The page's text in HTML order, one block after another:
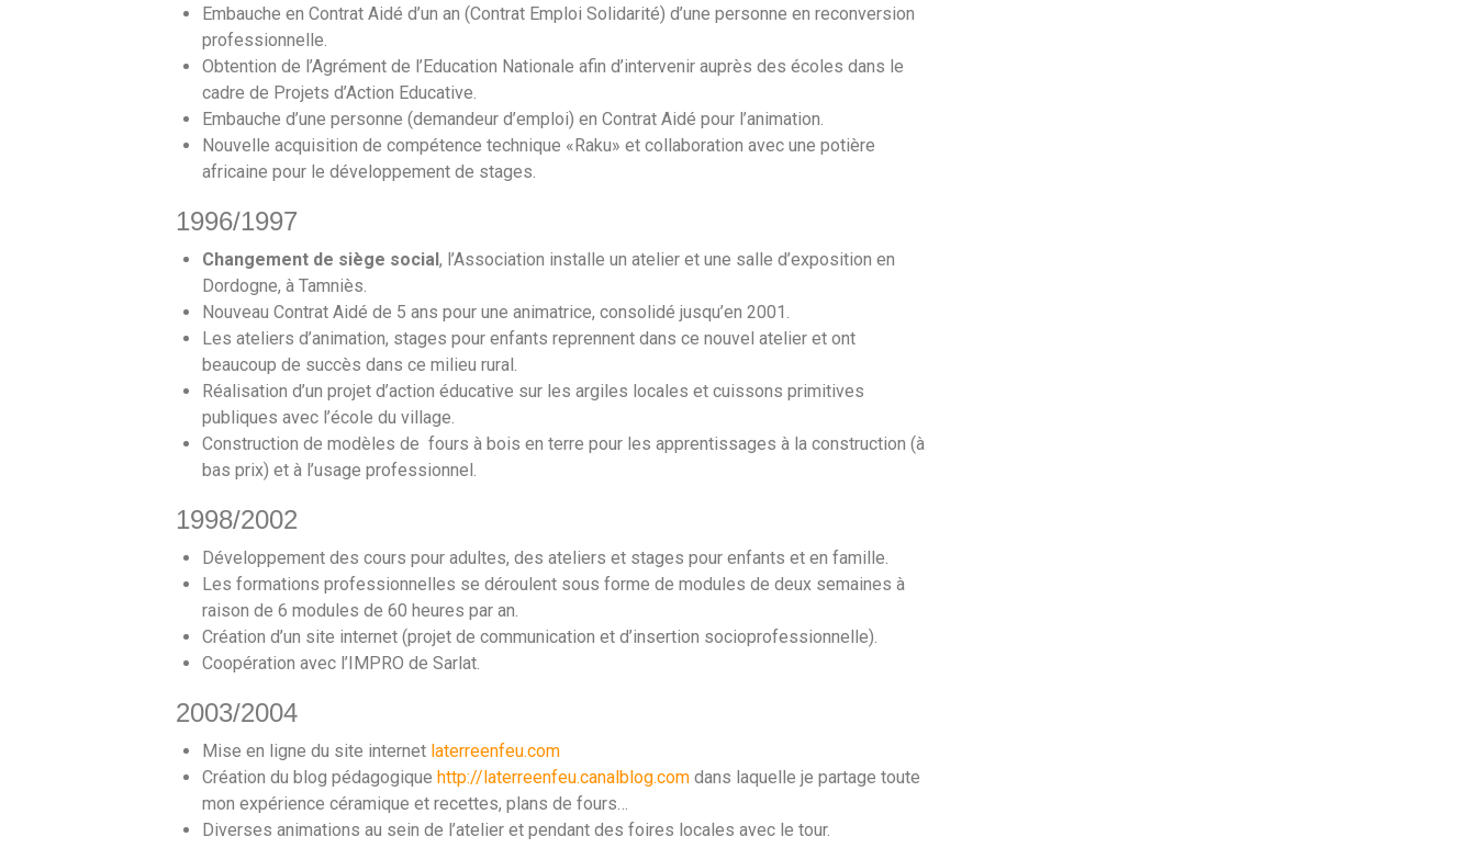
Embauche en Contrat Aidé d’un an (Contrat Emploi Solidarité) d’une personne en reconversion
professionnelle.
Obtention de l’Agrément de l’Education Nationale afin d’intervenir auprès des écoles dans le
cadre de Projets d’Action Educative.
Embauche d’une personne (demandeur d’emploi) en Contrat Aidé pour l’animation.
Nouvelle acquisition de compétence technique «Raku» et collaboration avec une potière
africaine pour le développement de stages.
1996/1997
Changement de siège social , l’Association installe un atelier et une salle d’exposition en
Dordogne, à Tamniès.
Nouveau Contrat Aidé de 5 ans pour une animatrice, consolidé jusqu’en 2001.
Les ateliers d’animation, stages pour enfants reprennent dans ce nouvel atelier et ont
beaucoup de succès dans ce milieu rural.
Réalisation d’un projet d’action éducative sur les argiles locales et cuissons primitives
publiques avec l’école du village.
Construction de modèles de fours à bois en terre pour les apprentissages à la construction (à
bas prix) et à l’usage professionnel.
1998/2002
Développement des cours pour adultes, des ateliers et stages pour enfants et en famille.
Les formations professionnelles se déroulent sous forme de modules de deux semaines à
raison de 6 modules de 60 heures par an.
Création d’un site internet (projet de communication et d’insertion socioprofessionnelle).
Coopération avec l’IMPRO de Sarlat.
2003/2004
Mise en ligne du site internet laterreenfeu.com
Création du blog pédagogique http://laterreenfeu.canalblog.com dans laquelle je partage toute
mon expérience céramique et recettes, plans de fours…
Diverses animations au sein de l’atelier et pendant des foires locales avec le tour.